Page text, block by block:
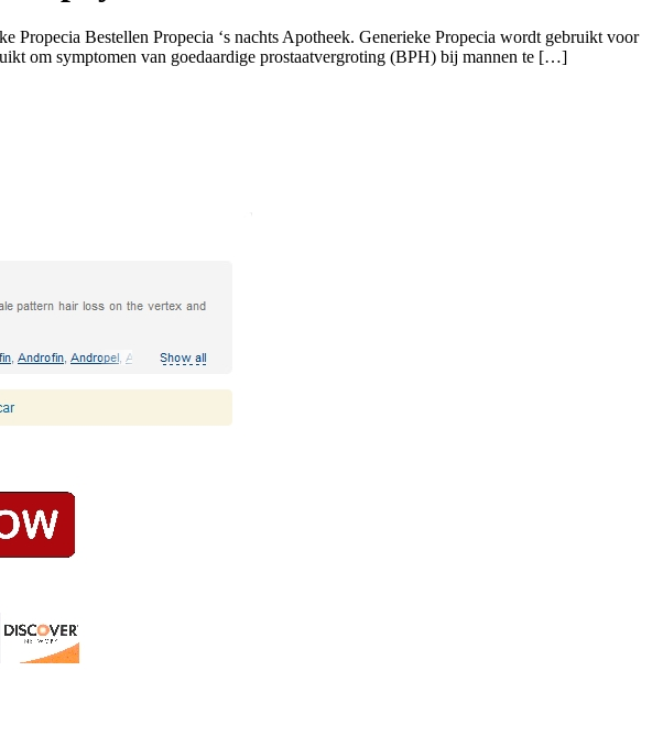
Bestellen Propecia ‘s nachts Apotheek. Generieke Propecia wordt gebruikt voor
om symptomen van goedaardige prostaatvergroting (BPH) bij mannen te […]